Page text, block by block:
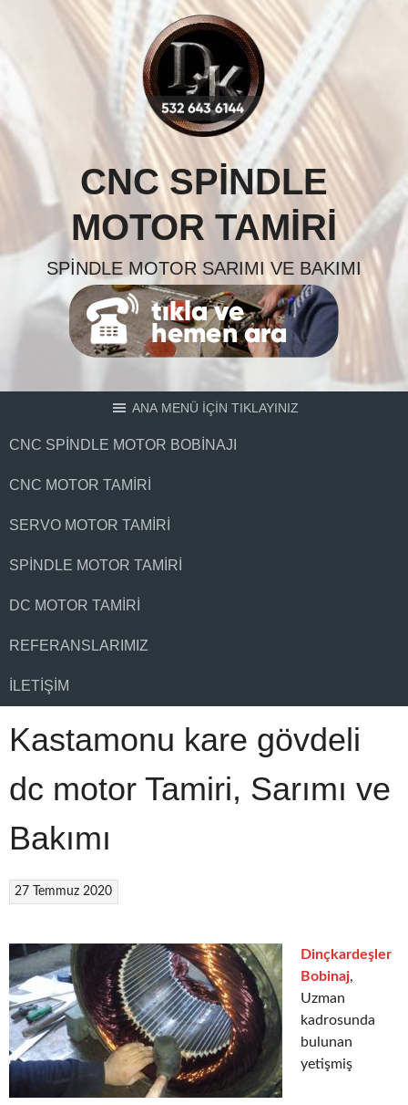
CNC SPINDLE
MOTOR TAMIRI
SPINDLE MOTOR SARIMI VE BAKIMI
ANA MENÜ İÇİN TIKLAYINIZ
CNC SPINDLE MOTOR BOBINAJI
CNC MOTOR TAMIRI
SERVO MOTOR TAMIRI
SPINDLE MOTOR TAMIRI
DC MOTOR TAMIRI
REFERANSLARIMIZ
İLETIŞIM
Kastamonu kare gövdeli
dc motor Tamiri, Sarımı ve
Bakımı
27 Temmuz 2020
Dinçkardeşler
Bobinaj,
Uzman
kadrosunda
bulunan
yetişmiş